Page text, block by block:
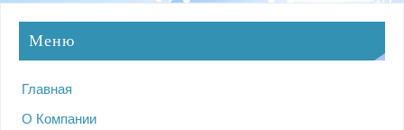
Меню
Главная
О Компании